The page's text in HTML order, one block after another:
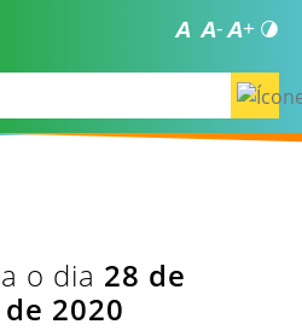
o dia 28 de
2020